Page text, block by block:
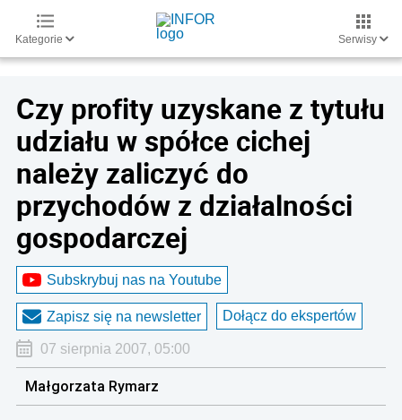
Kategorie Serwisy
Czy profity uzyskane z tytułu
udziału w spółce cichej
należy zaliczyć do
przychodów z działalności
gospodarczej
Subskrybuj nas na Youtube
Zapisz się na newsletter Dołącz do ekspertów
07 sierpnia 2007, 05:00
Małgorzata Rymarz